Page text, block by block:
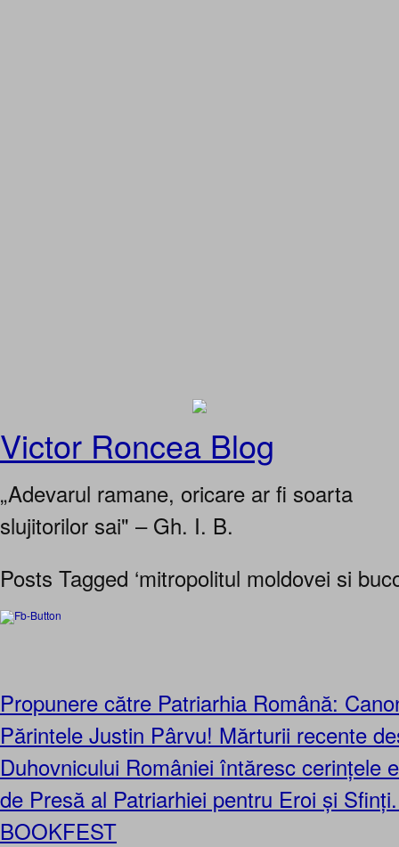
Victor Roncea Blog
„Adevarul ramane, oricare ar fi soarta
slujitorilor sai" – Gh. I. B.
Posts Tagged ‘mitropolitul moldovei si
Propunere către Patriarhia Română:
Părintele Justin Pârvu! Mărturii recente
Duhovnicului României întăresc cerințele
de Presă al Patriarhiei pentru Eroi și
BOOKFEST